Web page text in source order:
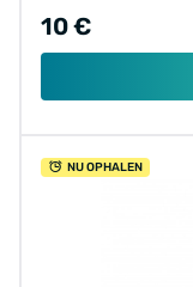
10 €
NU OPHALEN